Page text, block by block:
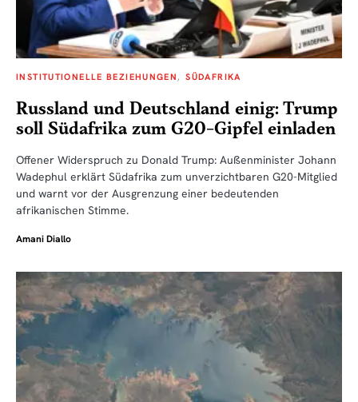
INSTITUTIONELLE BEZIEHUNGEN SÜDAFRIKA
Russland und Deutschland einig: Trump
soll Südafrika zum G20-Gipfel einladen
Offener Widerspruch zu Donald Trump: Außenminister Johann
Wadephul erklärt Südafrika zum unverzichtbaren G20-Mitglied
und warnt vor der Ausgrenzung einer bedeutenden
afrikanischen Stimme.
Amani Diallo